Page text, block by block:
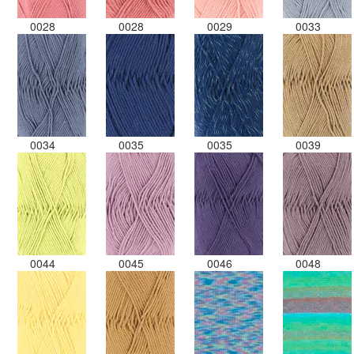
0028 0028 0029 0033
0034 0035 0035 0039
0044 0045 0046 0048